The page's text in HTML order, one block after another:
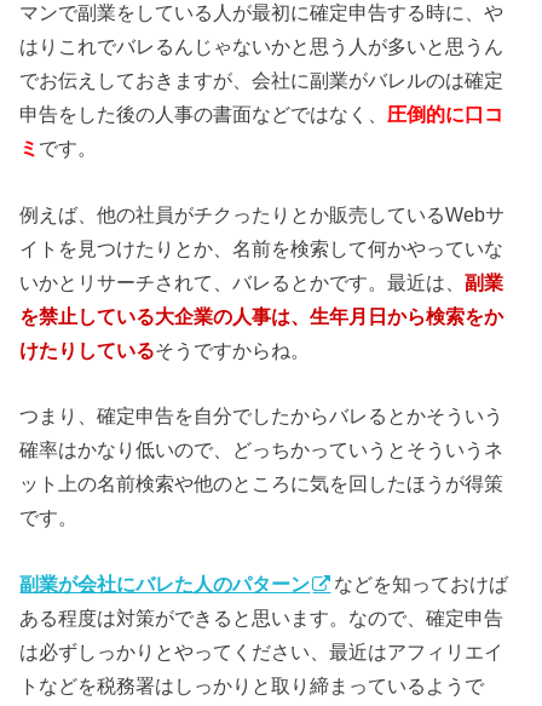
マンで副業をしている人が最初に確定申告する時に、や
はりこれでバレるんじゃないかと思う人が多いと思うん
でお伝えしておきますが、会社に副業がバレルのは確定
申告をした後の人事の書面などではなく、 圧倒的に口コ
ミ です。
例えば、他の社員がチクったりとか販売しているWebサ
イトを見つけたりとか、名前を検索して何かやっていな
いかとリサーチされて、バレるとかです。最近は、副業
を禁止している大企業の人事は、生年月日から検索をか
けたりしているそうですからね。
つまり、確定申告を自分でしたからバレるとかそういう
確率はかなり低いので、どっちかっていうとそういうネ
ット上の名前検索や他のところに気を回したほうが得策
です。
副業が会社にバレた人のパターン
などを知っておけば
ある程度は対策ができると思います。なので、確定申告
は必ずしっかりとやってください、最近はアフィリエイ
トなどを税務署はしっかりと取り締まっているようで